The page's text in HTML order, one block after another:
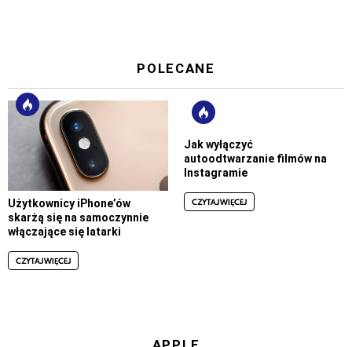
POLECANE
Użytkownicy iPhone’ów
skarżą się na samoczynnie
włączające się latarki
CZYTAJ WIĘCEJ
Jak wyłączyć
autoodtwarzanie filmów na
Instagramie
CZYTAJ WIĘCEJ